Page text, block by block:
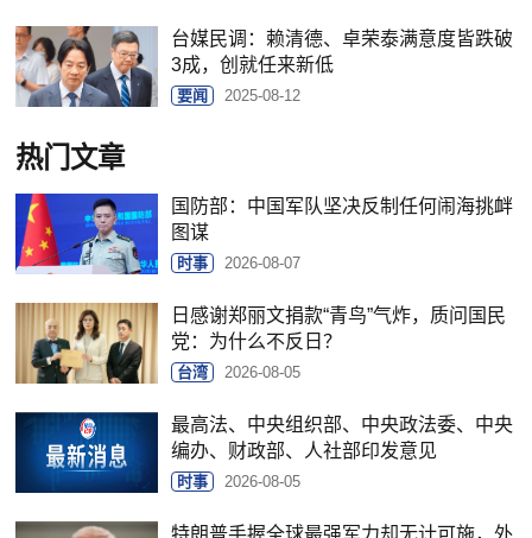
台媒民调：赖清德、卓荣泰满意度皆跌破
3成，创就任来新低
要闻 2025-08-12
热门文章
国防部：中国军队坚决反制任何闹海挑衅
图谋
时事 2026-08-07
日感谢郑丽文捐款“青鸟”气炸，质问国民
党：为什么不反日？
台湾 2026-08-05
最高法、中央组织部、中央政法委、中央
编办、财政部、人社部印发意见
时事 2026-08-05